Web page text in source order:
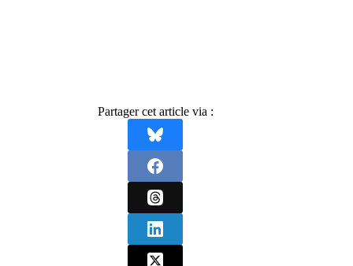
Partager cet article via :